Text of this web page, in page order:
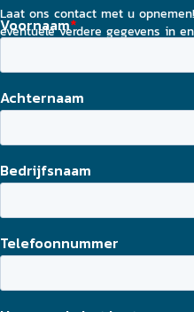
Laat ons contact met u
eventuele verdere gegevens in